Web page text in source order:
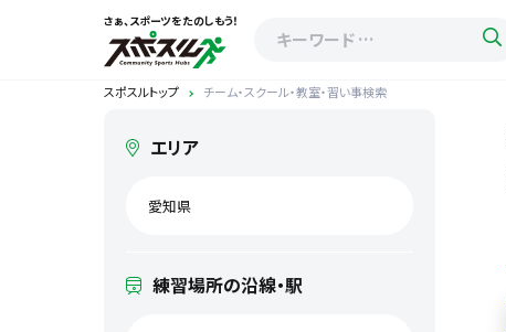
さぁ、スポーツをたのしもう！
スポスルトップ チーム・スクール・教室・習い事検索
エリア
愛知県
練習場所の沿線・駅